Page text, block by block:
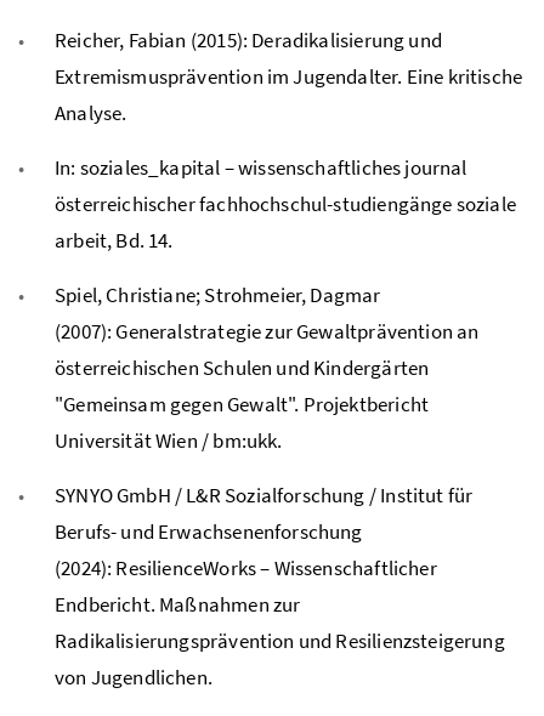
Reicher, Fabian (2015): Deradikalisierung und
Extremismusprävention im Jugendalter. Eine kritische
Analyse.
In: soziales_kapital – wissenschaftliches journal
österreichischer fachhochschul-studiengänge soziale
arbeit, Bd. 14.
Spiel, Christiane; Strohmeier, Dagmar
(2007): Generalstrategie zur Gewaltprävention an
österreichischen Schulen und Kindergärten
"Gemeinsam gegen Gewalt". Projektbericht
Universität Wien / bm:ukk.
SYNYO GmbH / L&R Sozialforschung / Institut für
Berufs- und Erwachsenenforschung
(2024): ResilienceWorks – Wissenschaftlicher
Endbericht. Maßnahmen zur
Radikalisierungsprävention und Resilienzsteigerung
von Jugendlichen.